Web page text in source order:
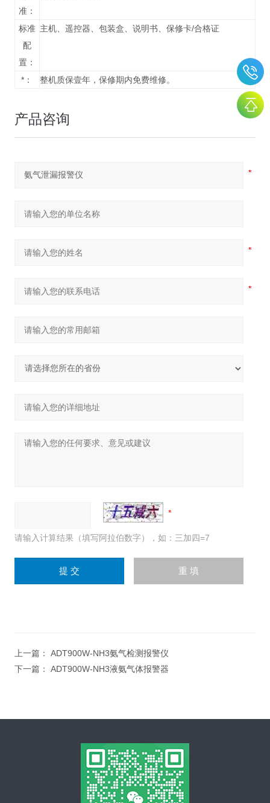
准：
标准
配
置：
主机、遥控器、包装盒、说明书、保修卡/合格证
*： 整机质保壹年，保修期内免费维修。
产品咨询
请输入计算结果（填写阿拉伯数字），如：三加四=7
上一篇： ADT900W-NH3氨气检测报警仪
下一篇： ADT900W-NH3液氨气体报警器